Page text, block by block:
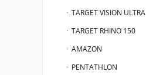
TARGET VISION ULTRA
TARGET RHINO 150
AMAZON
PENTATHLON